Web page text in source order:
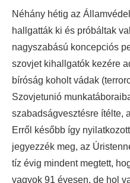
Néhány hétig az
hallgatták ki és próbáltak
nagyszabású koncepciós
szovjet kihallgatók kezére
bíróság koholt vádak
Szovjetunió
szabadságvesztésre ítélte,
Erről később így
jegyezzék meg, az
tíz évig mindent megtett,
vagyok 91 évesen, de hol